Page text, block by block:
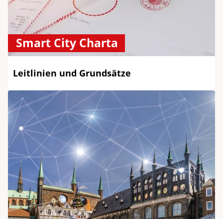
Smart City Charta
Leitlinien und Grundsätze